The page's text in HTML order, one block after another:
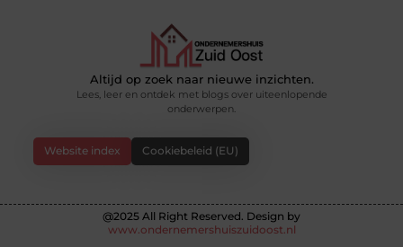
Altijd op zoek naar nieuwe inzichten.
Lees, leer en ontdek met blogs over uiteenlopende
onderwerpen.
Website index Cookiebeleid (EU)
@2025 All Right Reserved. Design by
www.ondernemershuiszuidoost.nl